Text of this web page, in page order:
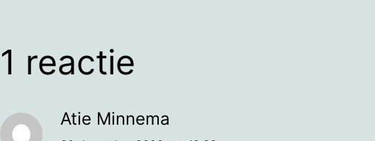
1 reactie
Atie Minnema